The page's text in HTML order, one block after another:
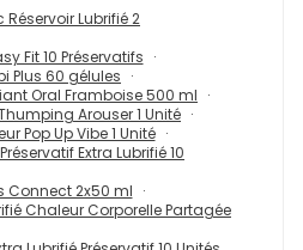
Réservoir Lubrifié 2
Fit 10 Préservatifs
Plus 60 gélules
Oral Framboise 500 ml
Arouser 1 Unité
Pop Up Vibe 1 Unité
Extra Lubrifié 10
Connect 2x50 ml
Chaleur Corporelle Partagée